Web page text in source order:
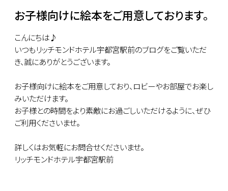
お子様向けに絵本をご用意しております。
こんにちは♪
いつもリッチモンドホテル宇都宮駅前のブログをご覧いただ
き、誠にありがとうございます。
お子様向けに絵本をご用意しており、ロビーやお部屋でお楽し
みいただけます。
お子様との時間をより素敵にお過ごしいただけるように、ぜひ
ご利用くださいませ。
詳しくはお気軽にお問合せくださいませ。
リッチモンドホテル宇都宮駅前